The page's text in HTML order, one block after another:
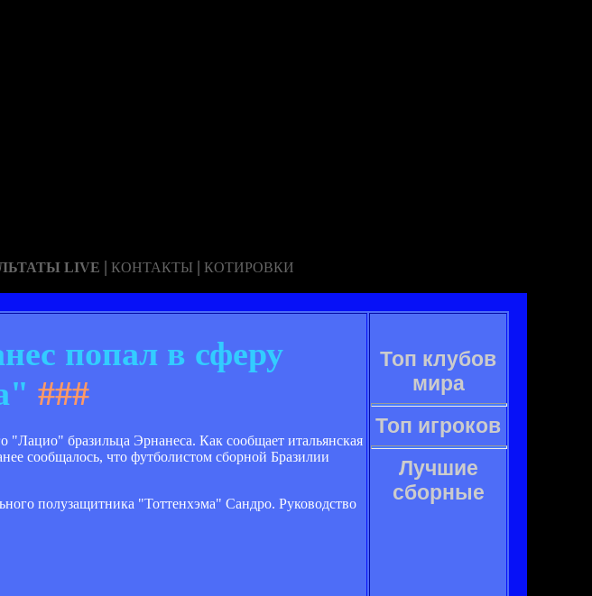
LIVE | КОНТАКТЫ | КОТИРОВКИ
попал в сферу
###
бразильца Эрнанеса. Как сообщает итальянская
сообщалось, что футболистом сборной Бразилии
полузащитника "Тоттенхэма" Сандро. Руководство
Топ клубов
мира
Топ игроков
Лучшие
сборные